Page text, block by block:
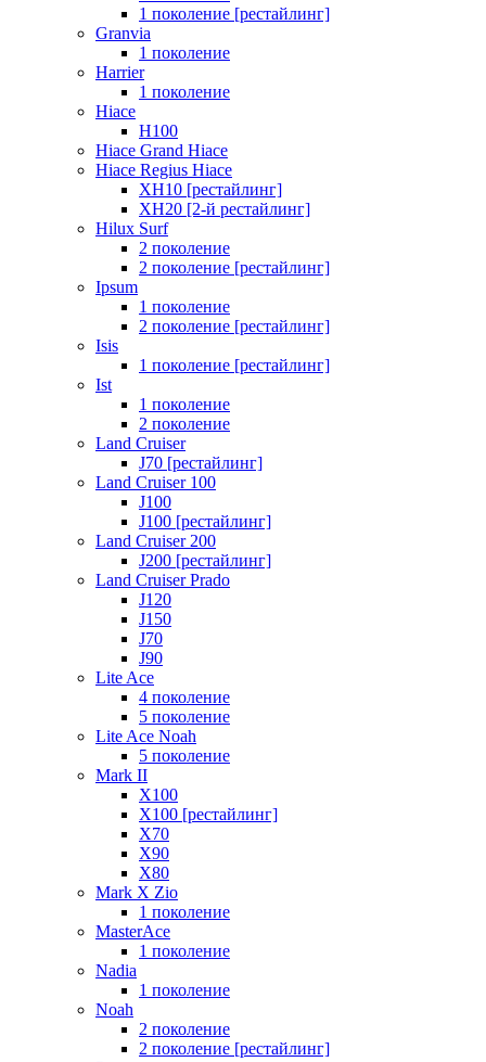
1 поколение [рестайлинг]
Granvia
1 поколение
Harrier
1 поколение
Hiace
H100
Hiace Grand Hiace
Hiace Regius Hiace
XH10 [рестайлинг]
XH20 [2-й рестайлинг]
Hilux Surf
2 поколение
2 поколение [рестайлинг]
Ipsum
1 поколение
2 поколение [рестайлинг]
Isis
1 поколение [рестайлинг]
Ist
1 поколение
2 поколение
Land Cruiser
J70 [рестайлинг]
Land Cruiser 100
J100
J100 [рестайлинг]
Land Cruiser 200
J200 [рестайлинг]
Land Cruiser Prado
J120
J150
J70
J90
Lite Ace
4 поколение
5 поколение
Lite Ace Noah
5 поколение
Mark II
X100
X100 [рестайлинг]
X70
X90
Х80
Mark X Zio
1 поколение
MasterAce
1 поколение
Nadia
1 поколение
Noah
2 поколение
2 поколение [рестайлинг]